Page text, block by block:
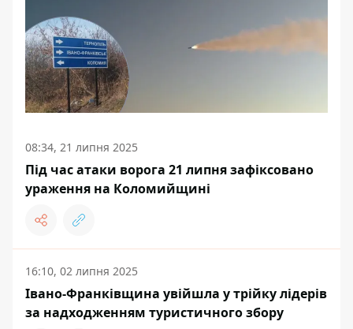
08:34, 21 липня 2025
Під час атаки ворога 21 липня зафіксовано
ураження на Коломийщині
16:10, 02 липня 2025
Івано-Франківщина увійшла у трійку лідерів
за надходженням туристичного збору